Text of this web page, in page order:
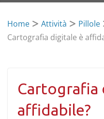
Home Attività
Pillole
Cartografia digitale è
Cartografia
affidabile?